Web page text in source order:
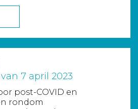
7 april 2023
post-COVID en
rondom